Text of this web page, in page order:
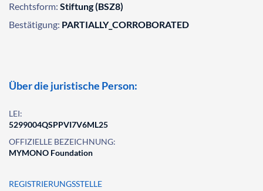
Rechtsform: Stiftung (BSZ8)
Bestätigung: PARTIALLY_CORROBORATED
Über die juristische Person:
LEI:
5299004QSPPVI7V6ML25
OFFIZIELLE BEZEICHNUNG:
MYMONO Foundation
REGISTRIERUNGSSTELLE